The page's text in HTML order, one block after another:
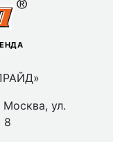
ул.
8